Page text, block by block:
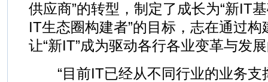
供应商”的转型，制定了成长为“新IT
IT生态圈构建者”的目标，志在通过
让“新IT”成为驱动各行各业变革与发
“目前IT已经从不同行业的业务支